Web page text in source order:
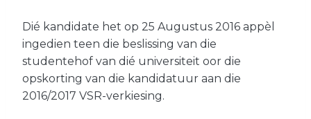
Dié kandidate het op 25 Augustus 2016 appèl
ingedien teen die beslissing van die
studentehof van dié universiteit oor die
opskorting van die kandidatuur aan die
2016/2017 VSR-verkiesing.